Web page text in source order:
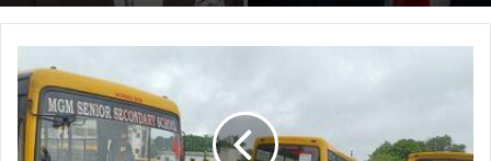
पुलिस
दुर्ग
और
परिवहन